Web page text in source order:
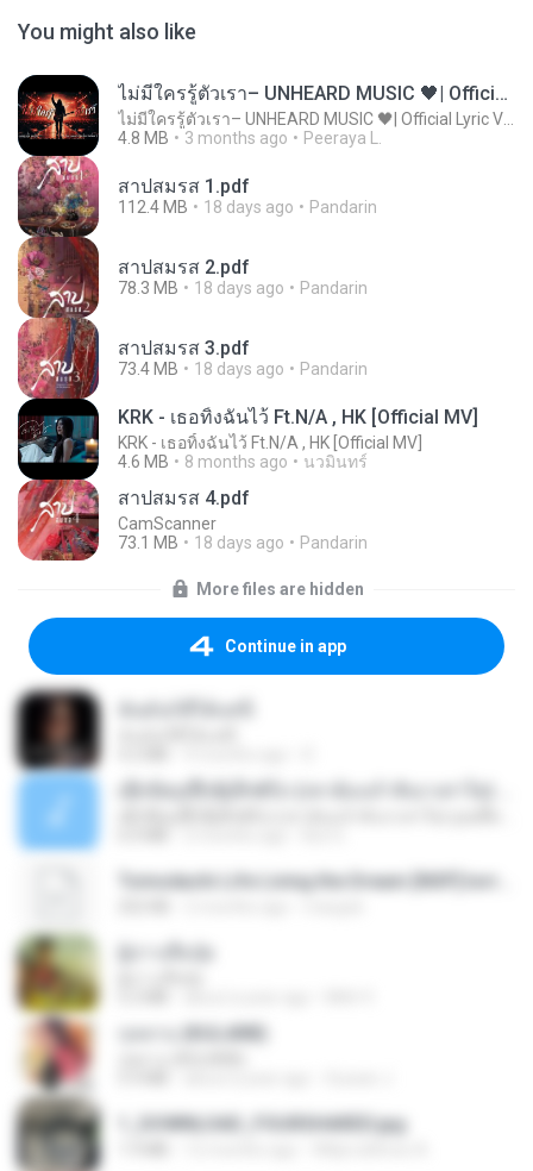
You might also like
ไม่มีใครรู้ตัวเรา– UNHEARD MUSIC 🖤| Official Lyric Video | เพลงสู้ชีวิต
4.8 MB
3 months ago Peeraya L.
สาปสมรส 1.pdf
112.4 MB 18 days ago Pandarin
สาปสมรส 2.pdf
78.3 MB 18 days ago Pandarin
สาปสมรส 3.pdf
73.4 MB 18 days ago Pandarin
KRK - เธอทิ้งฉันไว้ Ft.N/A , HK [Official MV]
KRK - เธอทิ้งฉันไว้ Ft.N/A , HK [Official MV]
4.6 MB
8 months ago นวมินทร์
สาปสมรส 4.pdf
CamScanner
73.1 MB
18 days ago Pandarin
More files are hidden
Continue in app
กุหลาบ (KULARB)
1_DOWNLOAD_FOURSHARED.jpg